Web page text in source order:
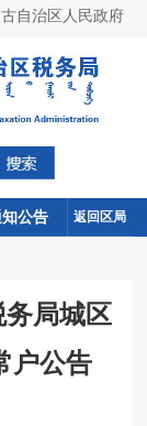
自治区人民政府
公告
公告 返回区局
务局城区
户公告